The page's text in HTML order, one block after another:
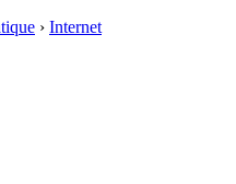
› Internet